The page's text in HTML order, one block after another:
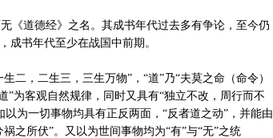
道德经》之名。其成书年代过去多有争论，至今仍
成书年代至少在战国中前期。
，二生三，三生万物”，“道”乃“夫莫之命（命令）
”为客观自然规律，同时又具有“独立不改，周行而不
为一切事物均具有正反两面，“反者道之动”，并能由
之所伏”。又以为世间事物均为“有”与“无”之统